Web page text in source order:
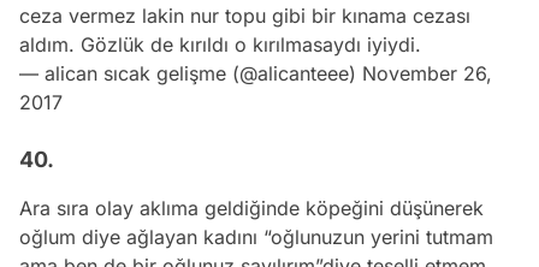
ceza vermez lakin nur topu gibi bir kınama cezası
aldım. Gözlük de kırıldı o kırılmasaydı iyiydi.
— alican sıcak gelişme (@alicanteee) November 26,
2017
40.
Ara sıra olay aklıma geldiğinde köpeğini düşünerek
oğlum diye ağlayan kadını “oğlunuzun yerini tutmam